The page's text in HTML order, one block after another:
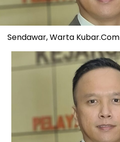
Sendawar, Warta Kubar.Com